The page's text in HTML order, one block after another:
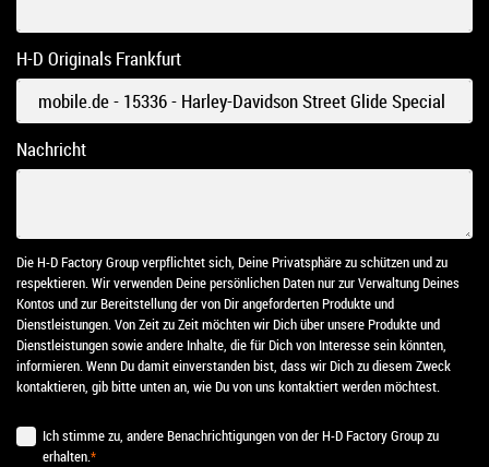
H-D Originals Frankfurt
Nachricht
Die H-D Factory Group verpflichtet sich, Deine Privatsphäre zu schützen und zu
respektieren. Wir verwenden Deine persönlichen Daten nur zur Verwaltung Deines
Kontos und zur Bereitstellung der von Dir angeforderten Produkte und
Dienstleistungen. Von Zeit zu Zeit möchten wir Dich über unsere Produkte und
Dienstleistungen sowie andere Inhalte, die für Dich von Interesse sein könnten,
informieren. Wenn Du damit einverstanden bist, dass wir Dich zu diesem Zweck
kontaktieren, gib bitte unten an, wie Du von uns kontaktiert werden möchtest.
Ich stimme zu, andere Benachrichtigungen von der H-D Factory Group zu
erhalten.*